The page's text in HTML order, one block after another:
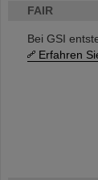
FAIR
Bei GSI
Erfahren